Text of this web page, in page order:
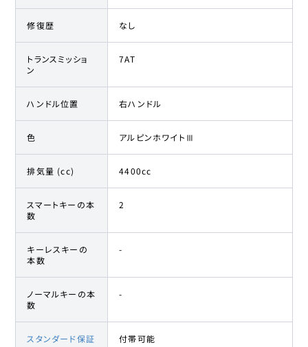
修復歴 なし
トランスミッショ
ン
7AT
ハンドル位置 右ハンドル
色 アルピンホワイトⅢ
排気量 (cc) 4400cc
スマートキーの本
数
2
キーレスキーの
本数
-
ノーマルキーの本
数
-
スタンダード保証 付帯可能